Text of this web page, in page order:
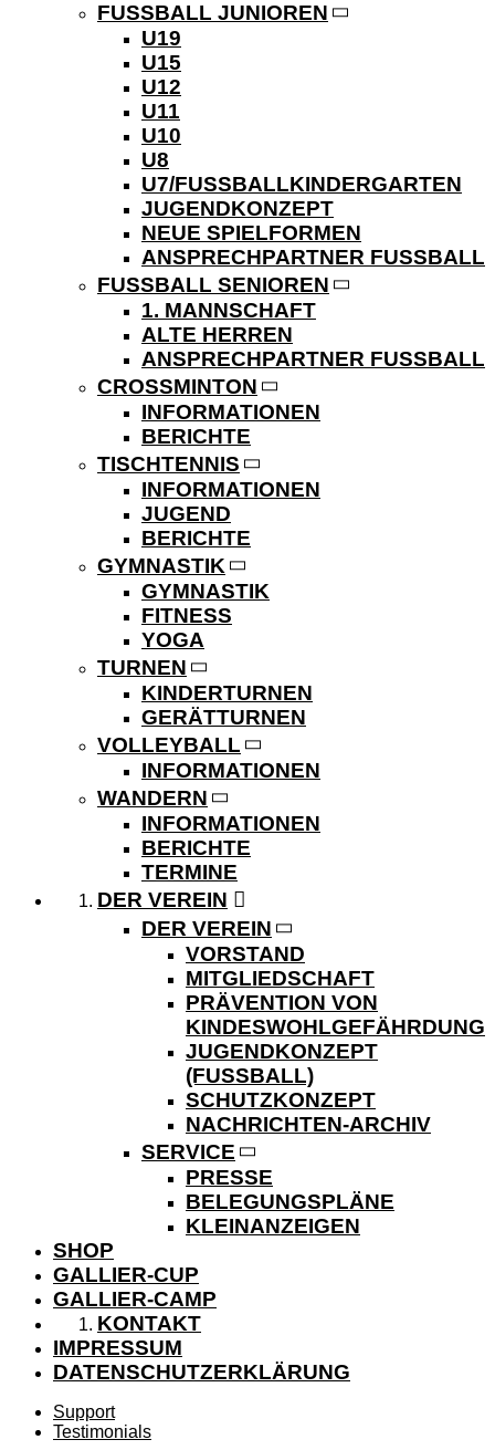
FUSSBALL JUNIOREN
U19
U15
U12
U11
U10
U8
U7/FUSSBALLKINDERGARTEN
JUGENDKONZEPT
NEUE SPIELFORMEN
ANSPRECHPARTNER FUSSBALL
FUSSBALL SENIOREN
1. MANNSCHAFT
ALTE HERREN
ANSPRECHPARTNER FUSSBALL
CROSSMINTON
INFORMATIONEN
BERICHTE
TISCHTENNIS
INFORMATIONEN
JUGEND
BERICHTE
GYMNASTIK
GYMNASTIK
FITNESS
YOGA
TURNEN
KINDERTURNEN
GERÄTTURNEN
VOLLEYBALL
INFORMATIONEN
WANDERN
INFORMATIONEN
BERICHTE
TERMINE
DER VEREIN
DER VEREIN
VORSTAND
MITGLIEDSCHAFT
PRÄVENTION VON
KINDESWOHLGEFÄHRDUNG
JUGENDKONZEPT
(FUSSBALL)
SCHUTZKONZEPT
NACHRICHTEN-ARCHIV
SERVICE
PRESSE
BELEGUNGSPLÄNE
KLEINANZEIGEN
SHOP
GALLIER-CUP
GALLIER-CAMP
KONTAKT
IMPRESSUM
DATENSCHUTZERKLÄRUNG
Support
Testimonials